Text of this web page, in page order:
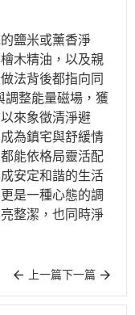
鹽米或薰香淨
木精油，以及親
法背後都指向同
整能量磁場，獲
來象徵清淨避
為鎮宅與舒緩情
能依格局靈活配
安定和諧的生活
是一種心態的調
整潔，也同時淨
上一篇下一篇